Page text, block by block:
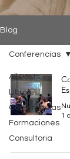
Blog
All Posts
Libros
Conferencias
Formaciones
Consultoria
Conferencias
1